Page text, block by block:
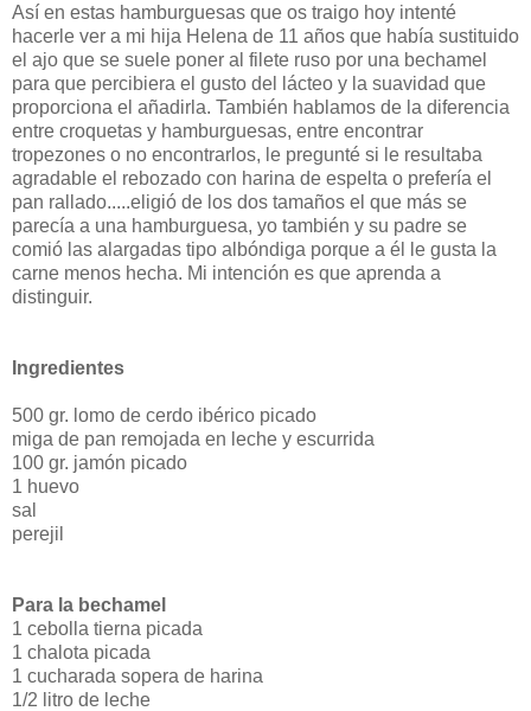
Así en estas hamburguesas que os traigo hoy intenté
hacerle ver a mi hija Helena de 11 años que había sustituido
el ajo que se suele poner al filete ruso por una bechamel
para que percibiera el gusto del lácteo y la suavidad que
proporciona el añadirla. También hablamos de la diferencia
entre croquetas y hamburguesas, entre encontrar
tropezones o no encontrarlos, le pregunté si le resultaba
agradable el rebozado con harina de espelta o prefería el
pan rallado.....eligió de los dos tamaños el que más se
parecía a una hamburguesa, yo también y su padre se
comió las alargadas tipo albóndiga porque a él le gusta la
carne menos hecha. Mi intención es que aprenda a
distinguir.
Ingredientes
500 gr. lomo de cerdo ibérico picado
miga de pan remojada en leche y escurrida
100 gr. jamón picado
1 huevo
sal
perejil
Para la bechamel
1 cebolla tierna picada
1 chalota picada
1 cucharada sopera de harina
1/2 litro de leche